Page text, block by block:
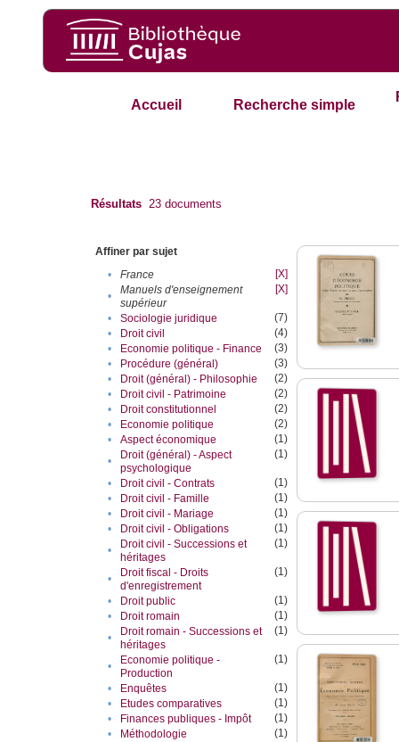
Accueil Recherche simple
Résultats 23 documents
Affiner par sujet
•
France
[X]
•
Manuels d'enseignement
supérieur
[X]
• Sociologie juridique
(7)
•
Droit civil
(4)
•
Economie politique - Finance
(3)
•
Procédure (général)
(3)
•
Droit (général) - Philosophie
(2)
•
Droit civil - Patrimoine
(2)
•
Droit constitutionnel
(2)
•
Economie politique
(2)
•
Aspect économique
(1)
•
Droit (général) - Aspect
psychologique
(1)
• Droit civil - Contrats
(1)
•
Droit civil - Famille
(1)
•
Droit civil - Mariage
(1)
•
Droit civil - Obligations
(1)
•
Droit civil - Successions et
héritages
(1)
•
Droit fiscal - Droits
d'enregistrement
(1)
• Droit public
(1)
•
Droit romain
(1)
•
Droit romain - Successions et
héritages
(1)
•
Economie politique -
Production
(1)
• Enquêtes
(1)
•
Etudes comparatives
(1)
•
Finances publiques - Impôt
(1)
•
Méthodologie
(1)